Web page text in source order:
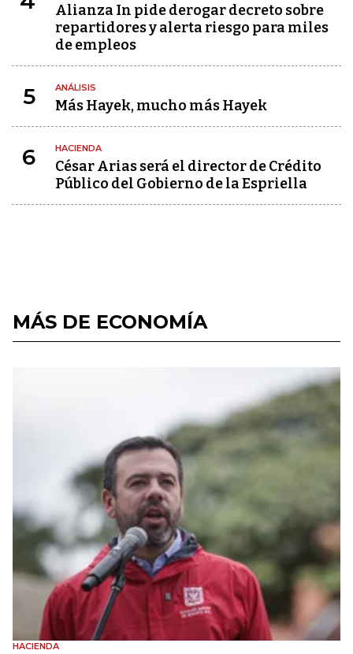
Alianza In pide derogar decreto sobre
repartidores y alerta riesgo para miles
de empleos
5 ANÁLISIS
Más Hayek, mucho más Hayek
6 HACIENDA
César Arias será el director de Crédito
Público del Gobierno de la Espriella
MÁS DE ECONOMÍA
HACIENDA